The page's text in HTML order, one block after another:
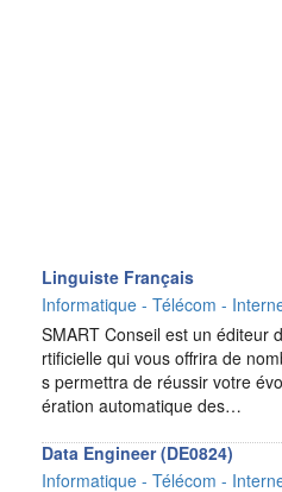
Linguiste Français
Informatique - Télécom -
SMART Conseil est un éditeur
rtificielle qui vous offrira de
s permettra de réussir votre
ération automatique des…
Data Engineer (DE0824)
Informatique - Télécom -